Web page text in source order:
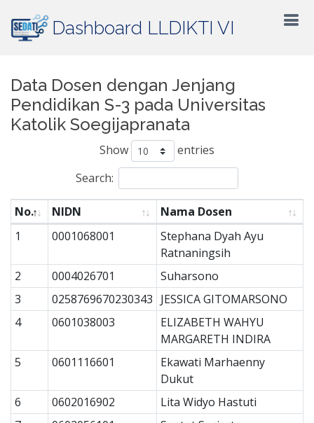
Dashboard LLDIKTI VI
Data Dosen dengan Jenjang
Pendidikan S-3 pada Universitas
Katolik Soegijapranata
Show
entries
Search:
No. NIDN
Nama Dosen
1
0001068001
Stephana Dyah Ayu
Ratnaningsih
2
0004026701
Suharsono
3
0258769670230343 JESSICA GITOMARSONO
4
0601038003
ELIZABETH WAHYU
MARGARETH INDIRA
5
0601116601
Ekawati Marhaenny
Dukut
6
0602016902
Lita Widyo Hastuti